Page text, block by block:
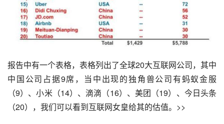
报告中有一个表格，表格列出了全球20大互联网公司，其中
中国公司占据9席，当中出现的独角兽公司有蚂蚁金服
（9）、小米（14）、滴滴（16）、美团（19）、今日头条
（20），我们可以看到互联网女皇给其的估值。>>